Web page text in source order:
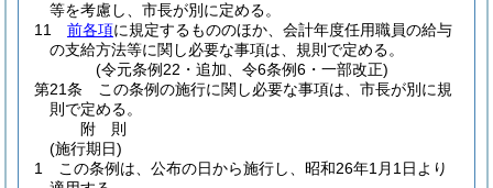
等を考慮し、市長が別に定める。
11
前各項に規定するもののほか、会計年度任用職員の給与
の支給方法等に関し必要な事項は、規則で定める。
(令元条例22・追加、令6条例6・一部改正)
第21条
この条例の施行に関し必要な事項は、市長が別に規
則で定める。
附 則
(施行期日)
1
この条例は、公布の日から施行し、昭和26年1月1日より